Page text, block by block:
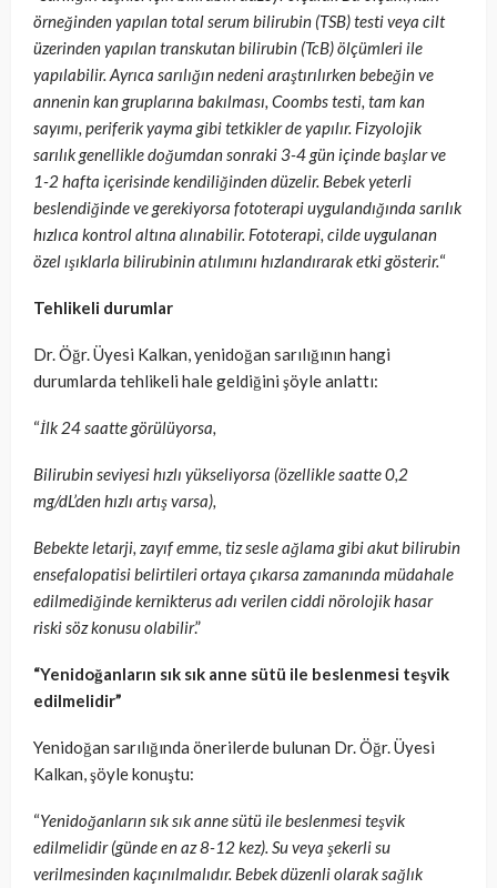
örneğinden yapılan total serum bilirubin (TSB) testi veya cilt
üzerinden yapılan transkutan bilirubin (TcB) ölçümleri ile
yapılabilir. Ayrıca sarılığın nedeni araştırılırken bebeğin ve
annenin kan gruplarına bakılması, Coombs testi, tam kan
sayımı, periferik yayma gibi tetkikler de yapılır. Fizyolojik
sarılık genellikle doğumdan sonraki 3-4 gün içinde başlar ve
1-2 hafta içerisinde kendiliğinden düzelir. Bebek yeterli
beslendiğinde ve gerekiyorsa fototerapi uygulandığında sarılık
hızlıca kontrol altına alınabilir. Fototerapi, cilde uygulanan
özel ışıklarla bilirubinin atılımını hızlandırarak etki gösterir.“
Tehlikeli durumlar
Dr. Öğr. Üyesi Kalkan, yenidoğan sarılığının hangi
durumlarda tehlikeli hale geldiğini şöyle anlattı:
“İlk 24 saatte görülüyorsa,
Bilirubin seviyesi hızlı yükseliyorsa (özellikle saatte 0,2
mg/dL’den hızlı artış varsa),
Bebekte letarji, zayıf emme, tiz sesle ağlama gibi akut bilirubin
ensefalopatisi belirtileri ortaya çıkarsa zamanında müdahale
edilmediğinde kernikterus adı verilen ciddi nörolojik hasar
riski söz konusu olabilir.”
“Yenidoğanların sık sık anne sütü ile beslenmesi teşvik
edilmelidir”
Yenidoğan sarılığında önerilerde bulunan Dr. Öğr. Üyesi
Kalkan, şöyle konuştu:
“Yenidoğanların sık sık anne sütü ile beslenmesi teşvik
edilmelidir (günde en az 8-12 kez). Su veya şekerli su
verilmesinden kaçınılmalıdır. Bebek düzenli olarak sağlık